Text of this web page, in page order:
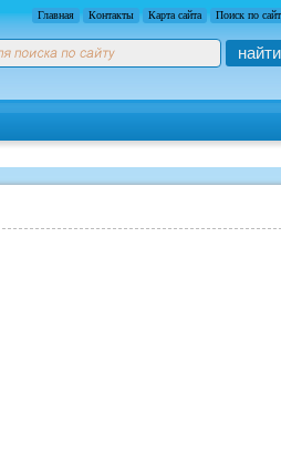
Главная Контакты Карта сайта Поиск по
найти